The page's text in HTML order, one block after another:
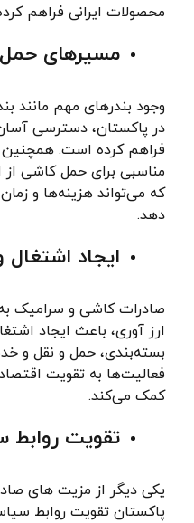
محصولات ایرانی فراهم
مسیرهای
وجود بندرهای مهم مانند
در پاکستان، دسترسی
فراهم کرده است. همچنین
مناسبی برای حمل کاشی از
که می‌تواند هزینه‌ها و
دهد.
ایجاد اشتغال
صادرات کاشی و سرامیک به
ارز آوری، باعث ایجاد
بسته‌بندی، حمل و نقل و
فعالیت‌ها به تقویت
کمک می‌کند.
تقویت روابط
یکی دیگر از مزیت های
پاکستان تقویت روابط